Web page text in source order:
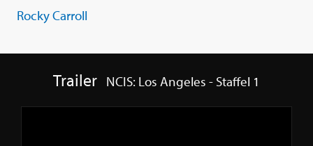
Rocky Carroll
Trailer NCIS: Los Angeles - Staffel 1